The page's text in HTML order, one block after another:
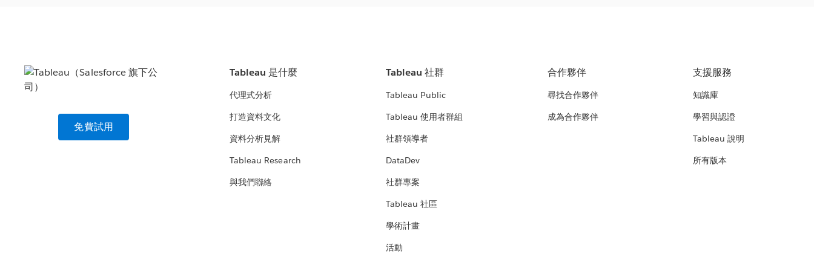
免費試用
Tableau 是什麼
代理式分析
打造資料文化
資料分析見解
Tableau Research
與我們聯絡
Tableau 社群
Tableau Public
Tableau 使用者群組
社群領導者
DataDev
社群專案
Tableau 社區
學術計畫
活動
合作夥伴
尋找合作夥伴
成為合作夥伴
支援服務
知識庫
學習與認證
Tableau 說明
所有版本